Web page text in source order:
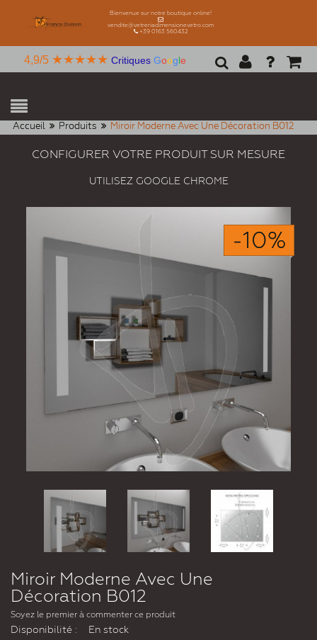
Bienvenue sur notre boutique online!
vendite@vetreriadimensionevetro.com
+39 0163 560432
4,9/5 ★★★★★ Critiques Google
Accueil Produits Miroir Moderne Avec Une Décoration B012
CONFIGURER VOTRE PRODUIT SUR MESURE
UTILISEZ GOOGLE CHROME
-10%
Miroir Moderne Avec Une
Décoration B012
Soyez le premier à commenter ce produit
Disponibilité :
En stock